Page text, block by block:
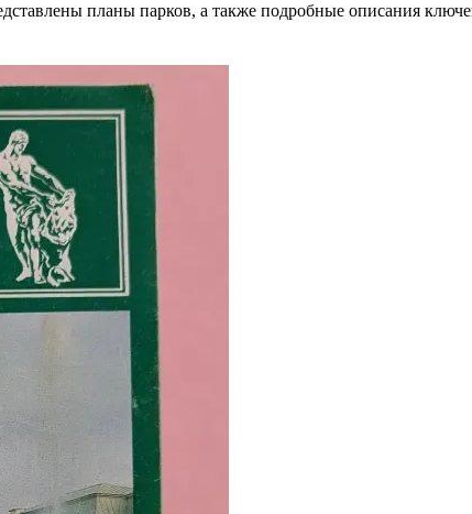
планы парков, а также подробные описания
одного из главных культурных памятников России.